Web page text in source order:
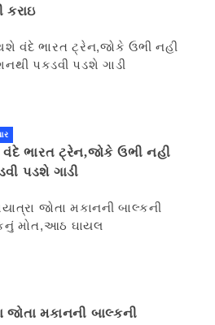
કરાઇ
વંદે ભારત ટ્રેન,જોકે ઉભી નહી
પડશે ગાડી
જોતા મકાનની બાલ્કની